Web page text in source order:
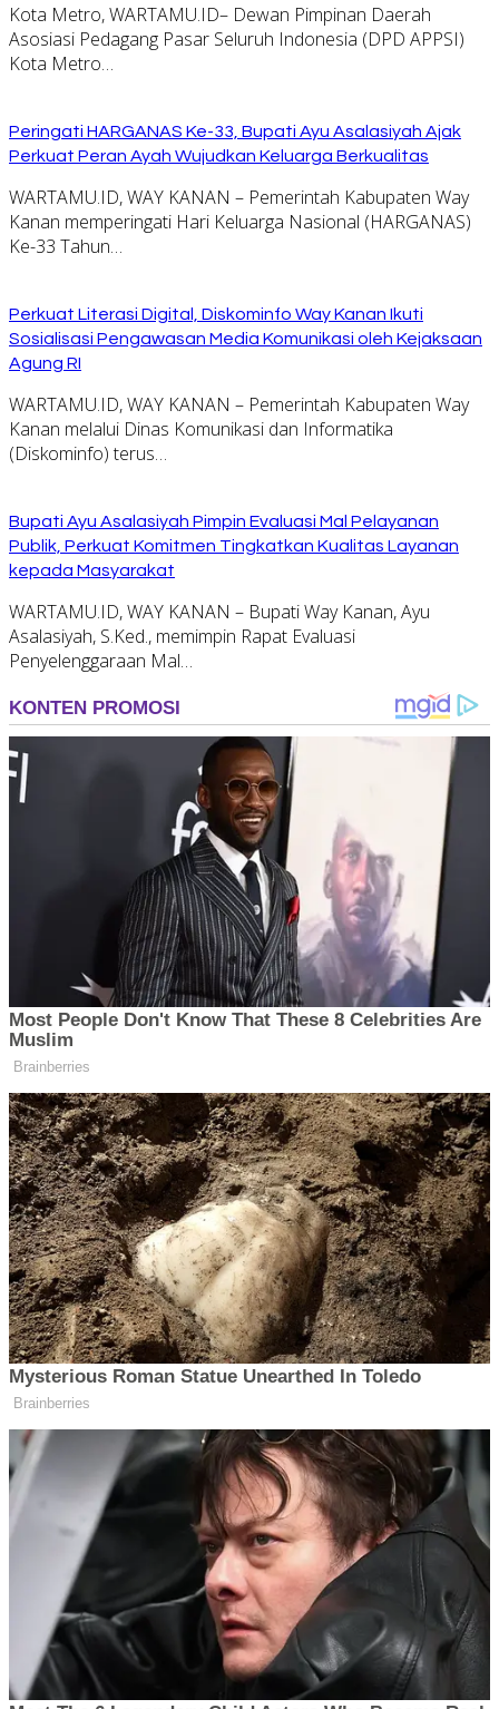
Kota Metro, WARTAMU.ID– Dewan Pimpinan Daerah
Asosiasi Pedagang Pasar Seluruh Indonesia (DPD APPSI)
Kota Metro…
Peringati HARGANAS Ke-33, Bupati Ayu Asalasiyah Ajak
Perkuat Peran Ayah Wujudkan Keluarga Berkualitas
WARTAMU.ID, WAY KANAN – Pemerintah Kabupaten Way
Kanan memperingati Hari Keluarga Nasional (HARGANAS)
Ke-33 Tahun…
Perkuat Literasi Digital, Diskominfo Way Kanan Ikuti
Sosialisasi Pengawasan Media Komunikasi oleh Kejaksaan
Agung RI
WARTAMU.ID, WAY KANAN – Pemerintah Kabupaten Way
Kanan melalui Dinas Komunikasi dan Informatika
(Diskominfo) terus…
Bupati Ayu Asalasiyah Pimpin Evaluasi Mal Pelayanan
Publik, Perkuat Komitmen Tingkatkan Kualitas Layanan
kepada Masyarakat
WARTAMU.ID, WAY KANAN – Bupati Way Kanan, Ayu
Asalasiyah, S.Ked., memimpin Rapat Evaluasi
Penyelenggaraan Mal…